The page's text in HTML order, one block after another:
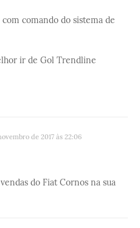
comando do sistema de
ir de Gol Trendline
de 2017 às 22:06
do Fiat Cornos na sua